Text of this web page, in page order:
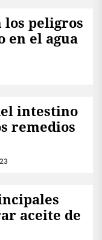
los peligros
en el agua
intestino
remedios
aceite de